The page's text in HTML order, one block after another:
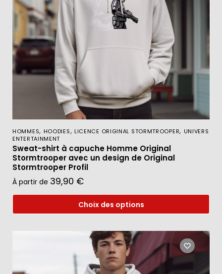
HOMMES, HOODIES, LICENCE ORIGINAL STORMTROOPER, UNIVERS
ENTERTAINMENT
Sweat-shirt à capuche Homme Original
Stormtrooper avec un design de Original
Stormtrooper Profil
À partir de 39,90 €
Choix des options